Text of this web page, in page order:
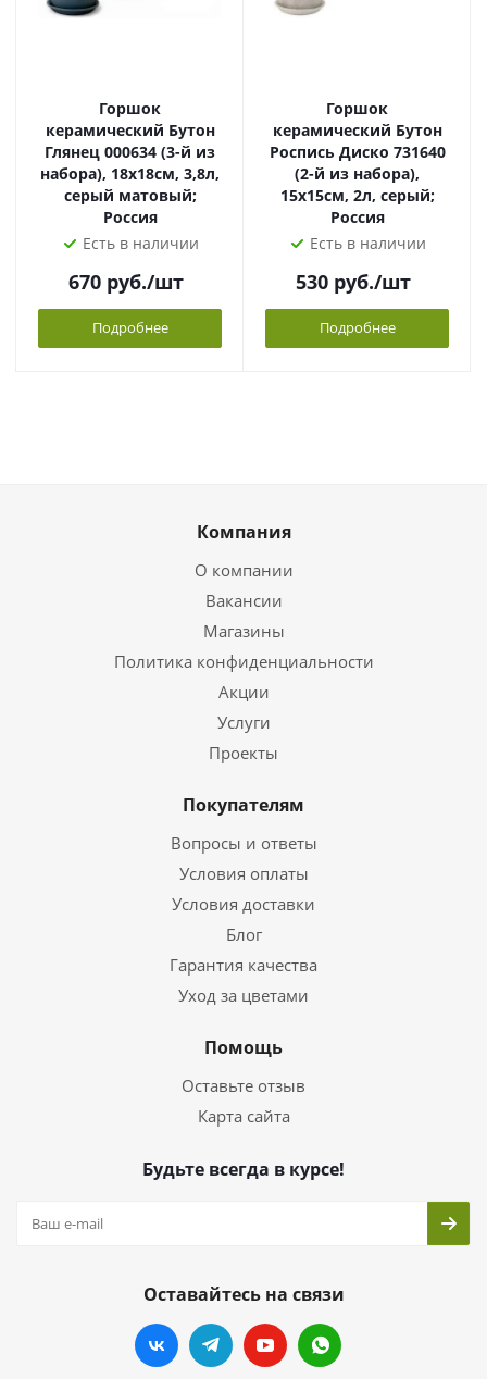
Горшок
керамический Бутон
Глянец 000634 (3-й из
набора), 18х18см, 3,8л,
серый матовый;
Россия
Есть в наличии
670 руб./шт
Подробнее
Горшок
керамический Бутон
Роспись Диско 731640
(2-й из набора),
15х15см, 2л, серый;
Россия
Есть в наличии
530 руб./шт
Подробнее
Компания
О компании
Вакансии
Магазины
Политика конфиденциальности
Акции
Услуги
Проекты
Покупателям
Вопросы и ответы
Условия оплаты
Условия доставки
Блог
Гарантия качества
Уход за цветами
Помощь
Оставьте отзыв
Карта сайта
Будьте всегда в курсе!
Оставайтесь на связи